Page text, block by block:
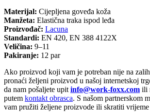
Materijal: Cijepljena goveđa koža
Manžeta: Elastična traka ispod leđa
Proizvođač: Lacuna
Standardi: EN 420, EN 388 4122X
Veličina: 9–11
Pakiranje: 12 par
Ako proizvod koji vam je potreban nije na
pronaći željeni proizvod u našoj internetskoj
da nam pošaljete upit info@work-foxx.com ili
putem kontakt obrasca. S našom partnerskom
vam pružiti željene proizvode ili skratiti